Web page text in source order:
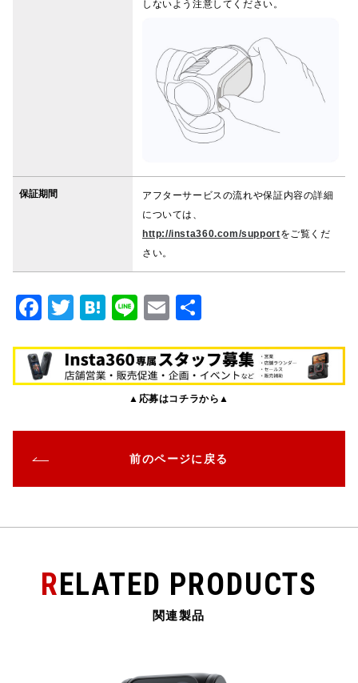
しないよう注意してください。
保証期間
アフターサービスの流れや保証内容の詳細
については、
http://insta360.com/supportをご覧くだ
さい。
F
c
e
o
o
k
T
it
te
H
e
n
Li
e
E
ai
l
▲応募はコチラから▲
前のページに戻る
RELATED PRODUCTS
関連製品